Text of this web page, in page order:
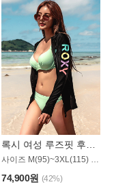
록시 여성 루즈핏 후드 래쉬가드 WT900BRX
사이즈 M(95)~3XL(115) / 롱기장 타입
74,900원 (42%)